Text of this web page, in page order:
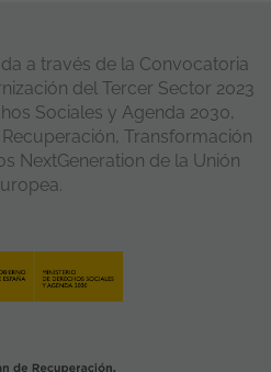
a través de la Convocatoria
del Tercer Sector 2023
Sociales y Agenda 2030,
Transformación
NextGeneration de la Unión